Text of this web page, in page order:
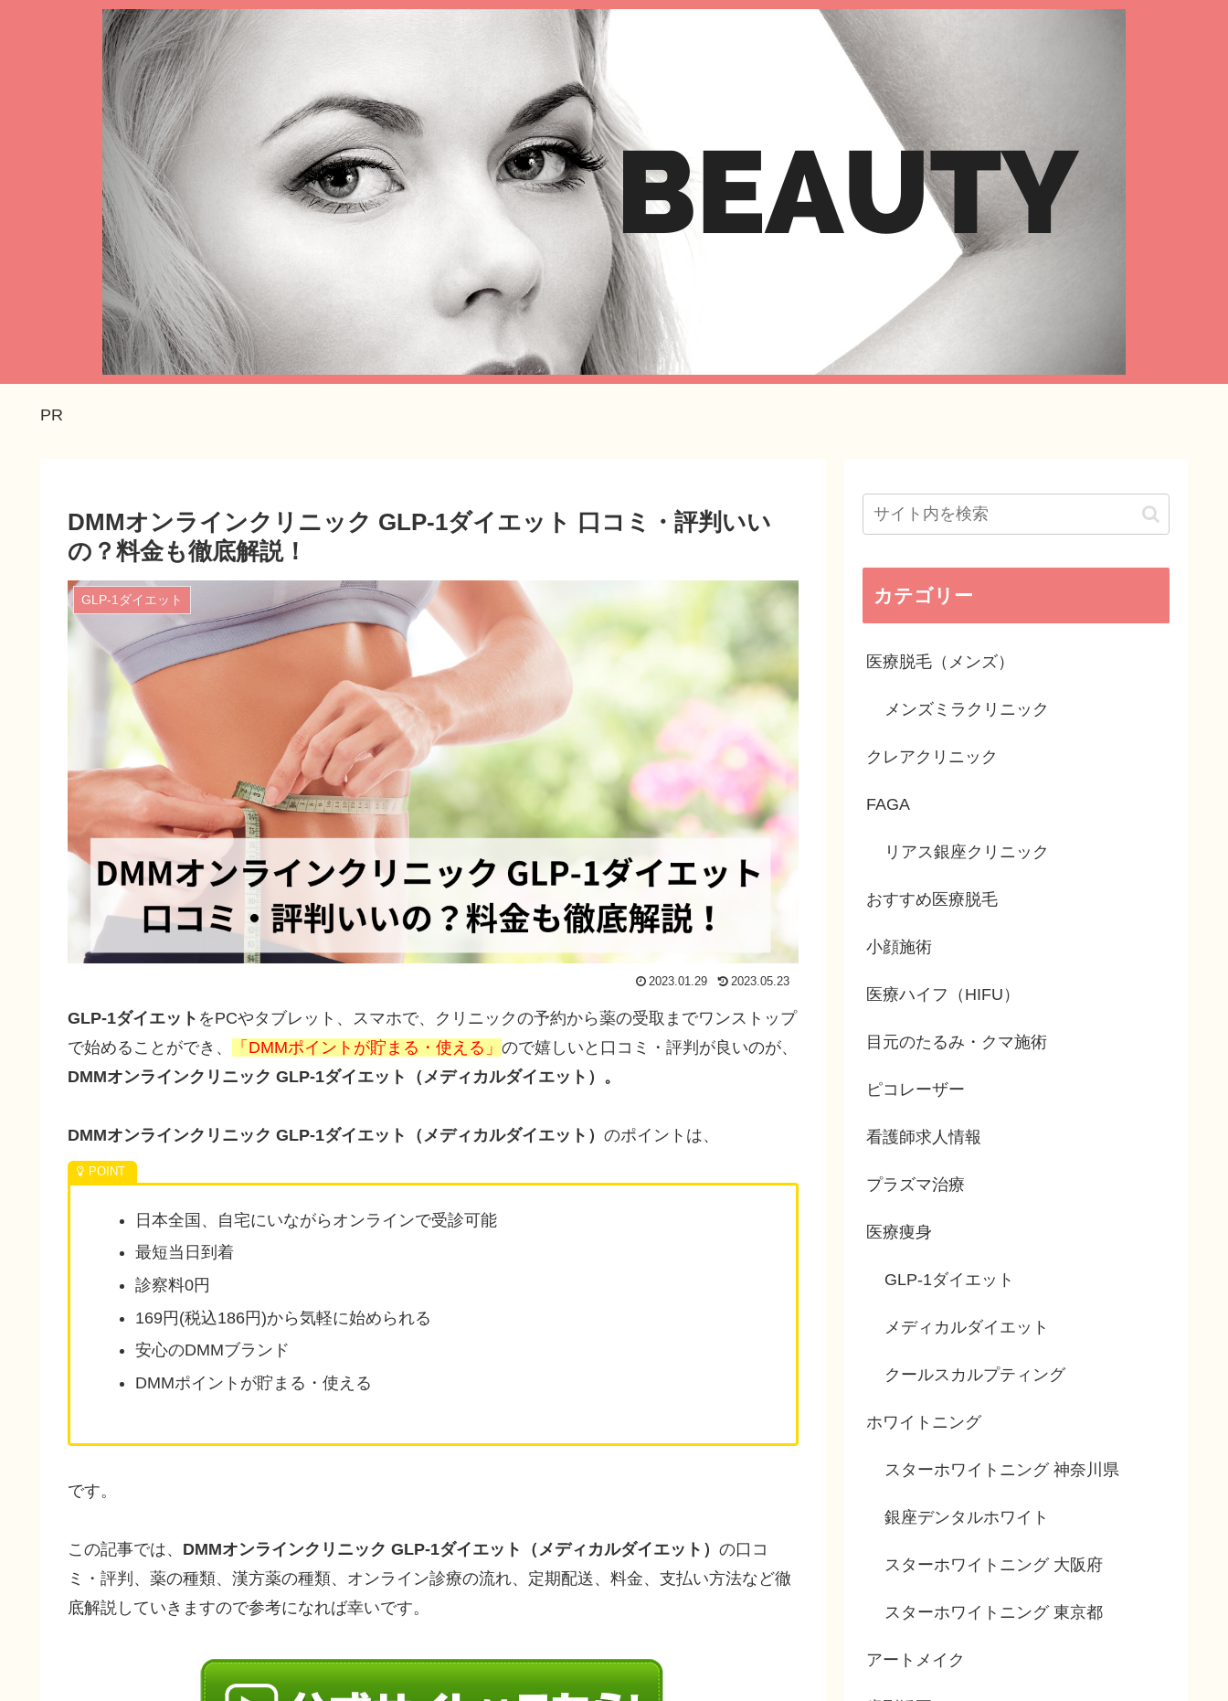
PR
DMMオンラインクリニック GLP-1ダイエット 口コミ・評判いい
の？料金も徹底解説！
GLP-1ダイエット
2023.01.29 2023.05.23
GLP-1ダイエット をPCやタブレット、スマホで、クリニックの予約から薬の受取までワンストップ
で始めることができ、
「DMMポイントが貯まる・使える」 ので嬉しいと口コミ・評判が良いのが、
DMMオンラインクリニック GLP-1ダイエット（メディカルダイエット）。
DMMオンラインクリニック GLP-1ダイエット（メディカルダイエット） のポイントは、
日本全国、自宅にいながらオンラインで受診可能
最短当日到着
診察料0円
169円(税込186円)から気軽に始められる
安心のDMMブランド
DMMポイントが貯まる・使える
です。
この記事では、 DMMオンラインクリニック GLP-1ダイエット（メディカルダイエット） の口コ
ミ・評判、薬の種類、漢方薬の種類、オンライン診療の流れ、定期配送、料金、支払い方法など徹
底解説していきますので参考になれば幸いです。
カテゴリー
医療脱毛（メンズ）
メンズミラクリニック
クレアクリニック
FAGA
リアス銀座クリニック
おすすめ医療脱毛
小顔施術
医療ハイフ（HIFU）
目元のたるみ・クマ施術
ピコレーザー
看護師求人情報
プラズマ治療
医療痩身
GLP-1ダイエット
メディカルダイエット
クールスカルプティング
ホワイトニング
スターホワイトニング 神奈川県
銀座デンタルホワイト
スターホワイトニング 大阪府
スターホワイトニング 東京都
アートメイク